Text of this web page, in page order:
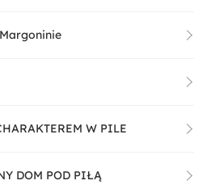
W PILE
DOM POD PIŁĄ